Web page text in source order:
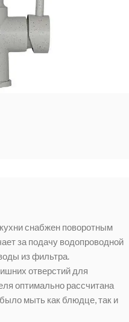
увеличить
снабжен поворотным
за подачу водопроводной
из фильтра.
отверстий для
оптимально рассчитана
мыть как блюдце, так и